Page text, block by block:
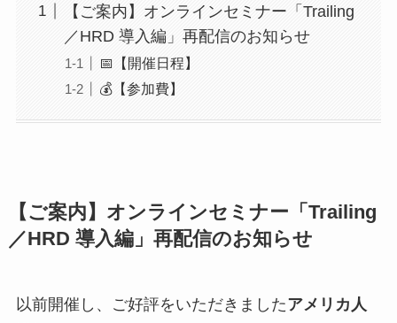
【ご案内】オンラインセミナー「Trailing
／HRD 導入編」再配信のお知らせ
📅【開催日程】
💰【参加費】
【ご案内】オンラインセミナー「Trailing
／HRD 導入編」再配信のお知らせ
以前開催し、ご好評をいただきましたアメリカ人